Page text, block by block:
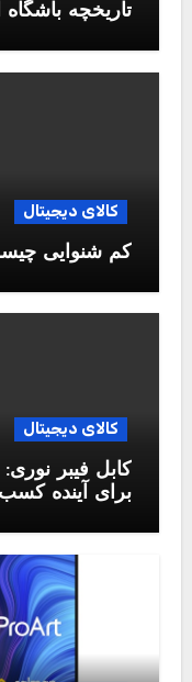
تاریخچه
کالای دیجیتال
کم شنوایی
کالای دیجیتال
کابل فیبر
برای آینده